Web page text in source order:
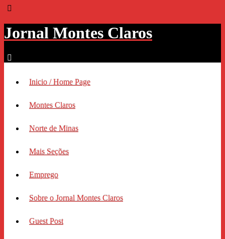
Jornal Montes Claros
Inicio / Home Page
Montes Claros
Norte de Minas
Mais Seções
Emprego
Sobre o Jornal Montes Claros
Guest Post